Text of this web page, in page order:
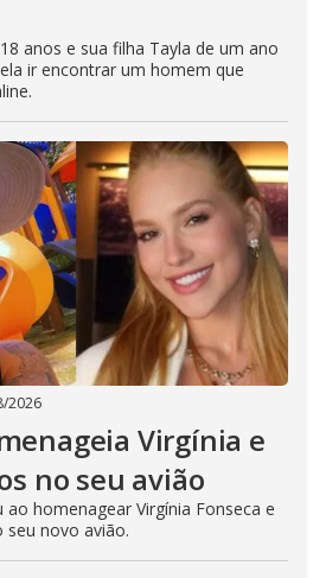
anos e sua filha Tayla de um ano
ir encontrar um homem que
2026
Virgínia e
no seu avião
ao homenagear Virgínia Fonseca e
novo avião.